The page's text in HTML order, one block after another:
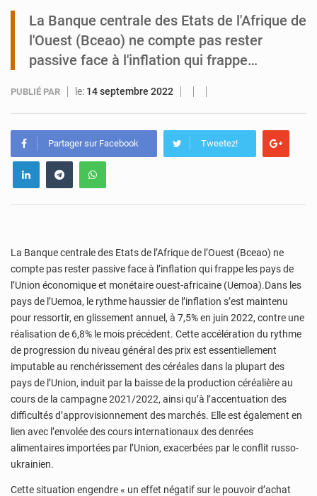
Tibiri : le dialogue, nouveau terrain de jeu pour la paix
La Banque centrale des Etats de l'Afrique de
l'Ouest (Bceao) ne compte pas rester
passive face à l'inflation qui frappe…
PUBLIÉ PAR le: 14 septembre 2022
Partager sur Facebook Tweetez!
La Banque centrale des Etats de l’Afrique de l’Ouest (Bceao) ne
compte pas rester passive face à l’inflation qui frappe les pays de
l’Union économique et monétaire ouest-africaine (Uemoa).Dans les
pays de l’Uemoa, le rythme haussier de l’inflation s’est maintenu
pour ressortir, en glissement annuel, à 7,5% en juin 2022, contre une
réalisation de 6,8% le mois précédent. Cette accélération du rythme
de progression du niveau général des prix est essentiellement
imputable au renchérissement des céréales dans la plupart des
pays de l’Union, induit par la baisse de la production céréalière au
cours de la campagne 2021/2022, ainsi qu’à l’accentuation des
difficultés d’approvisionnement des marchés. Elle est également en
lien avec l’envolée des cours internationaux des denrées
alimentaires importées par l’Union, exacerbées par le conflit russo-
ukrainien.
Cette situation engendre « un effet négatif sur le pouvoir d’achat